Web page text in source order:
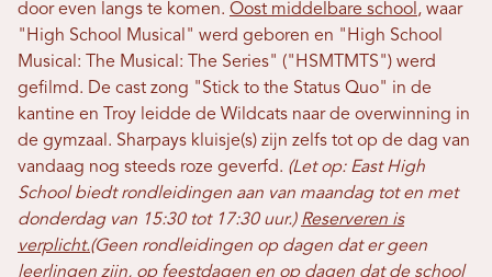
door even langs te komen. Oost middelbare school , waar
"High School Musical" werd geboren en "High School
Musical: The Musical: The Series" ("HSMTMTS") werd
gefilmd. De cast zong "Stick to the Status Quo" in de
kantine en Troy leidde de Wildcats naar de overwinning in
de gymzaal. Sharpays kluisje(s) zijn zelfs tot op de dag van
vandaag nog steeds roze geverfd. (Let op: East High
School biedt rondleidingen aan van maandag tot en met
donderdag van 15:30 tot 17:30 uur.) Reserveren is
verplicht.(Geen rondleidingen op dagen dat er geen
leerlingen zijn, op feestdagen en op dagen dat de school